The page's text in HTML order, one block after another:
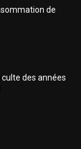
de
culte des années